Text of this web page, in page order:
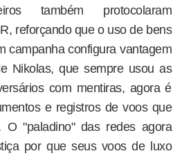
também protocolaram
reforçando que o uso de bens
campanha configura vantagem
Nikolas, que sempre usou as
com mentiras, agora é
e registros de voos que
O "paladino" das redes agora
por que seus voos de luxo